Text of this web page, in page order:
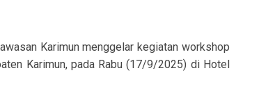
Karimun menggelar kegiatan workshop
Karimun, pada Rabu (17/9/2025) di Hotel